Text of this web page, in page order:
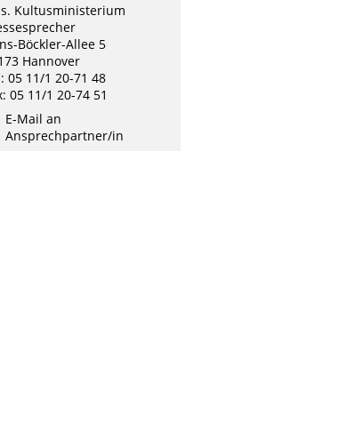
Kultusministerium
Böckler-Allee 5
Hannover
05 11/1 20-71 48
05 11/1 20-74 51
E-Mail an
Ansprechpartner/in